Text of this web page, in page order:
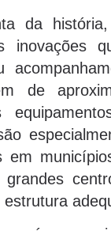
da
inovações
de
em